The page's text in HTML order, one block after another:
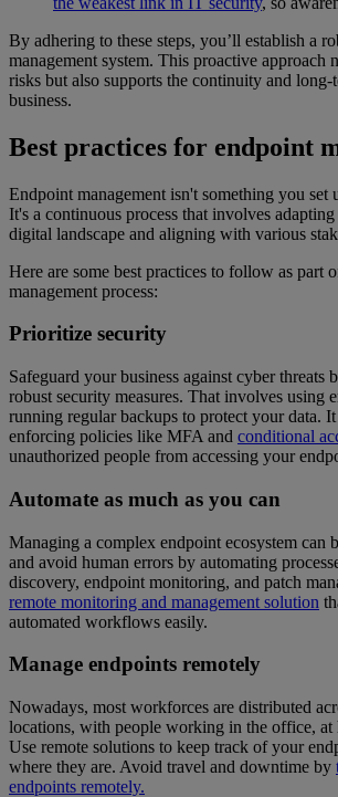
By adhering to these steps, you’ll establish a
management system. This proactive approach
risks but also supports the continuity and long-
business.
Best practices for endpoint
Endpoint management isn't something you set
It's a continuous process that involves
digital landscape and aligning with various
Here are some best practices to follow as part
management process:
Prioritize security
Safeguard your business against cyber threats
robust security measures. That involves using
running regular backups to protect your data. It
enforcing policies like MFA and conditional
unauthorized people from accessing your
Automate as much as you can
Managing a complex endpoint ecosystem can
and avoid human errors by automating
discovery, endpoint monitoring, and patch
remote monitoring and management solution
automated workflows easily.
Manage endpoints remotely
Nowadays, most workforces are distributed
locations, with people working in the office, at
Use remote solutions to keep track of your
where they are. Avoid travel and downtime by
endpoints remotely.